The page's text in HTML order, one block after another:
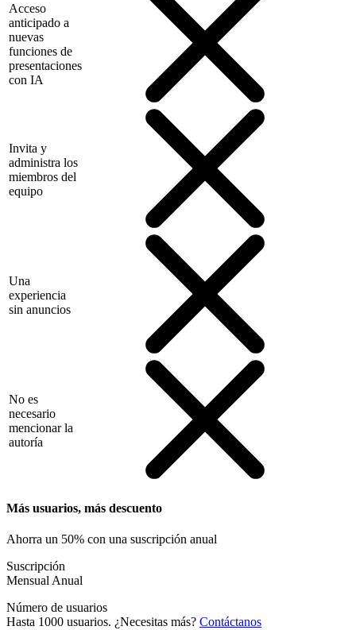
Acceso
anticipado a
nuevas
funciones de
presentaciones
con IA
Invita y
administra los
miembros del
equipo
Una
experiencia
sin anuncios
No es
necesario
mencionar la
autoría
Más usuarios, más descuento
Ahorra un 50% con una suscripción anual
Suscripción
Mensual Anual
Número de usuarios
Hasta 1000 usuarios. ¿Necesitas más? Contáctanos